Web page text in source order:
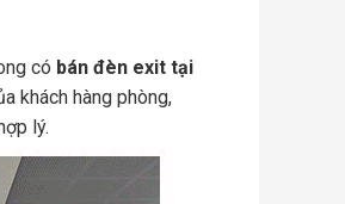
có bán đèn exit tại
khách hàng phòng,
lý.